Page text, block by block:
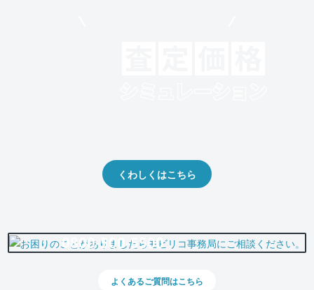
くわしくはこちら
0800-500-5500
よくあるご質問はこちら